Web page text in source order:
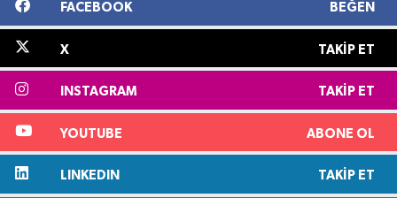
FACEBOOK BEĞEN
X TAKIP ET
INSTAGRAM TAKIP ET
YOUTUBE ABONE OL
LINKEDIN TAKIP ET